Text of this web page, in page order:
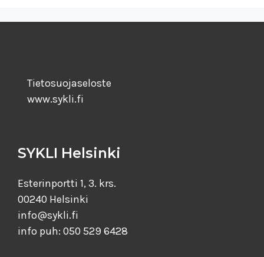
Tietosuojaseloste
www.sykli.fi
SYKLI Helsinki
Esterinportti 1, 3. krs.
00240 Helsinki
info@sykli.fi
info puh: 050 529 6428